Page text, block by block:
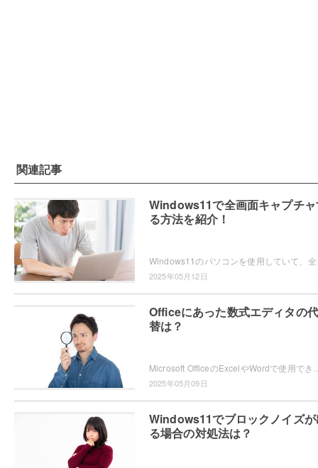
関連記事
Windows11で全画面キャプチ
る方法を紹介！
2025年05月12日
Officeにあった数式エディタの代
替は？
2025年05月09日
Windows11でブロックノイズ
る場合の対処法は？